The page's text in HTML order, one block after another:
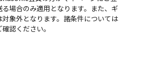
場合のみ適用となります。また、ギ
対象外となります。諸条件については
確認ください。